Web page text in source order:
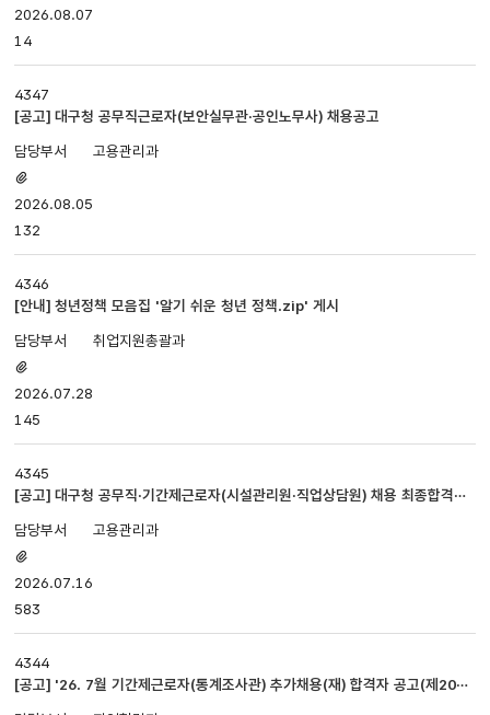
2026.08.07
14
4347
[공고] 대구청 공무직근로자(보안실무관·공인노무사) 채용공고
고용관리과
있음
2026.08.05
132
4346
[안내] 청년정책 모음집 '알기 쉬운 청년 정책.zip' 게시
취업지원총괄과
있음
2026.07.28
145
4345
[공고] 대구청 공무직·기간제근로자(시설관리원·직업상담원) 채용 최종합격자
고용관리과
있음
2026.07.16
583
4344
[공고] '26. 7월 기간제근로자(통계조사관) 추가채용(재) 합격자 공고(제2026